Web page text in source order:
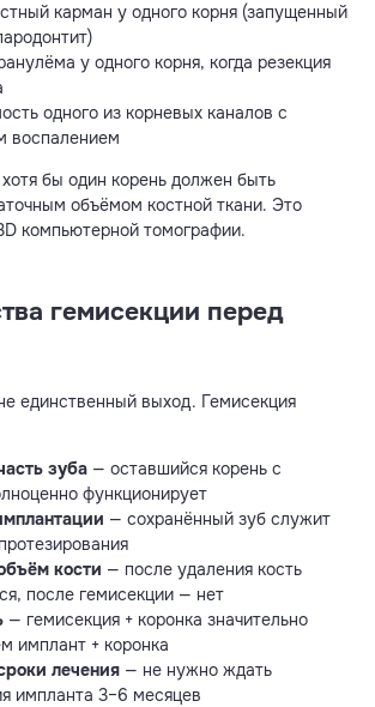
карман у одного корня (запущенный
у одного корня, когда резекция
одного из корневых каналов с
воспалением
бы один корень должен быть
объёмом костной ткани. Это
компьютерной томографии.
гемисекции перед
единственный выход. Гемисекция
зуба — оставшийся корень с
функционирует
— сохранённый зуб служит
кости — после удаления кость
после гемисекции — нет
— гемисекция + коронка значительно
имплант + коронка
лечения — не нужно ждать
импланта 3–6 месяцев